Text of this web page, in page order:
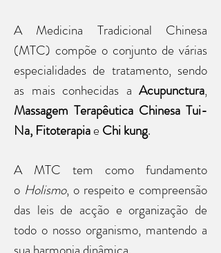
A Medicina Tradicional Chinesa
(MTC) compõe o conjunto de várias
especialidades de tratamento, sendo
as mais conhecidas a Acupunctura,
Massagem Terapêutica Chinesa Tui-
Na, Fitoterapiae Chi kung.
A MTC tem como fundamento
o Holismo, o respeito e compreensão
das leis de acção e organização de
todo o nosso organismo, mantendo a